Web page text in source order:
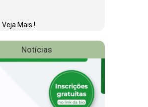
Veja Mais !
Notícias